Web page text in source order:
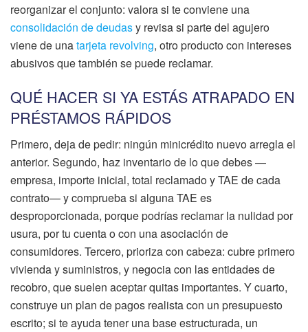
reorganizar el conjunto: valora si te conviene una
consolidación de deudasy revisa si parte del agujero
viene de unatarjeta revolving, otro producto con intereses
abusivos que también se puede reclamar.
QUÉ HACER SI YA ESTÁS ATRAPADO EN
PRÉSTAMOS RÁPIDOS
Primero, deja de pedir: ningún minicrédito nuevo arregla el
anterior. Segundo, haz inventario de lo que debes —
empresa, importe inicial, total reclamado y TAE de cada
contrato— y comprueba si alguna TAE es
desproporcionada, porque podrías reclamar la nulidad por
usura, por tu cuenta o con una asociación de
consumidores. Tercero, prioriza con cabeza: cubre primero
vivienda y suministros, y negocia con las entidades de
recobro, que suelen aceptar quitas importantes. Y cuarto,
construye un plan de pagos realista con un presupuesto
escrito; si te ayuda tener una base estructurada, un